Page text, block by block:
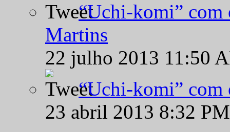
“Uchi-komi” com
Martins
22 julho 2013 11:50
“Uchi-komi” com
23 abril 2013 8:32